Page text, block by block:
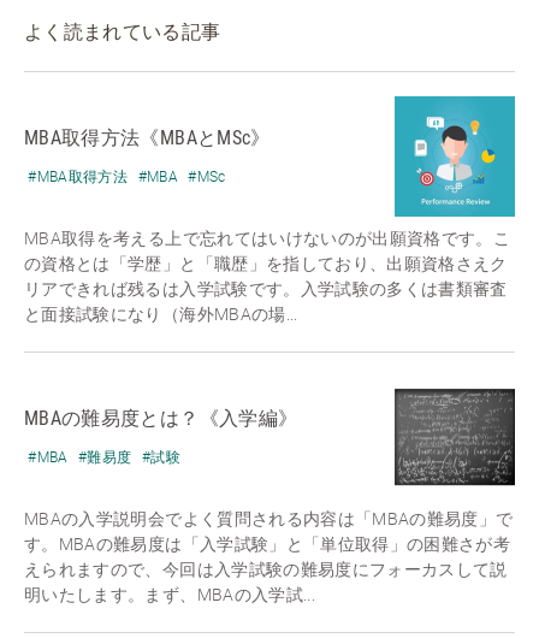
よく読まれている記事
MBA取得方法《MBAとMSc》
#MBA取得方法 #MBA #MSc
MBA取得を考える上で忘れてはいけないのが出願資格です。こ
の資格とは「学歴」と「職歴」を指しており、出願資格さえク
リアできれば残るは入学試験です。入学試験の多くは書類審査
と面接試験になり（海外MBAの場...
MBAの難易度とは？《入学編》
#MBA #難易度 #試験
MBAの入学説明会でよく質問される内容は「MBAの難易度」で
す。MBAの難易度は「入学試験」と「単位取得」の困難さが考
えられますので、今回は入学試験の難易度にフォーカスして説
明いたします。まず、MBAの入学試...